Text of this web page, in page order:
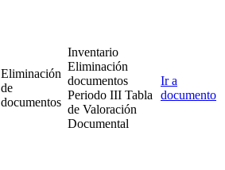
Eliminación
de
documentos
Inventario
Eliminación
documentos
Periodo III Tabla
de Valoración
Documental
Ir a
documento